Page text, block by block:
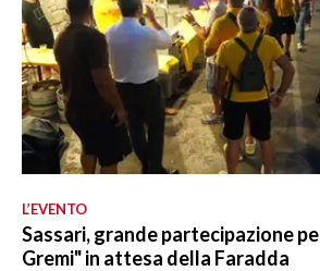
L’EVENTO
Sassari, grande partecipazione
Gremi" in attesa della Faradda